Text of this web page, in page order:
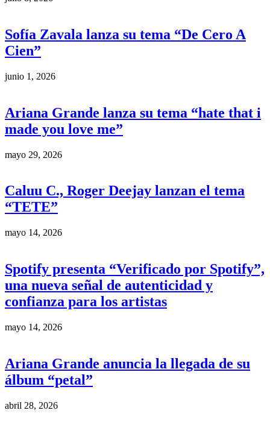
Sofía Zavala lanza su tema “De Cero A
Cien”
junio 1, 2026
Ariana Grande lanza su tema “hate that i
made you love me”
mayo 29, 2026
Caluu C., Roger Deejay lanzan el tema
“TETE”
mayo 14, 2026
Spotify presenta “Verificado por Spotify”,
una nueva señal de autenticidad y
confianza para los artistas
mayo 14, 2026
Ariana Grande anuncia la llegada de su
álbum “petal”
abril 28, 2026